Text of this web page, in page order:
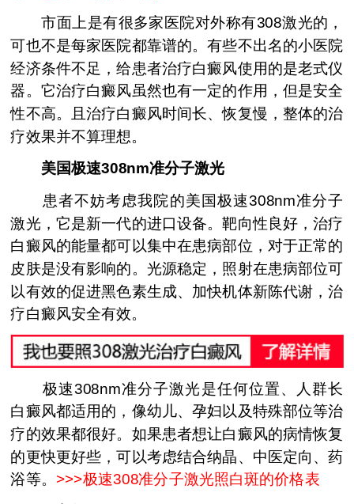
市面上是有很多家医院对外称有308激光的，
可也不是每家医院都靠谱的。有些不出名的小医院
经济条件不足，给患者治疗白癜风使用的是老式仪
器。它治疗白癜风虽然也有一定的作用，但是安全
性不高。且治疗白癜风时间长、恢复慢，整体的治
疗效果并不算理想。
美国极速308nm准分子激光
患者不妨考虑我院的美国极速308nm准分子
激光，它是新一代的进口设备。靶向性良好，治疗
白癜风的能量都可以集中在患病部位，对于正常的
皮肤是没有影响的。光源稳定，照射在患病部位可
以有效的促进黑色素生成、加快机体新陈代谢，治
疗白癜风安全有效。
极速308nm准分子激光是任何位置、人群长
白癜风都适用的，像幼儿、孕妇以及特殊部位等治
疗的效果都很好。如果患者想让白癜风的病情恢复
的更快更好些，可以考虑结合纳晶、中医定向、药
浴等。 >>>极速308准分子激光照白斑的价格表